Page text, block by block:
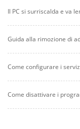
Il PC si surriscalda e va
Guida alla rimozione di
Come configurare i
Come disattivare i